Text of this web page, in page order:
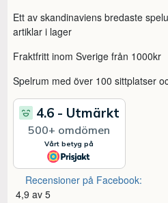
Ett av skandinaviens bredaste
artiklar i lager
Fraktfritt inom Sverige från 1000kr
Spelrum med över 100 sittplatser
Recensioner på Facebook:
4,9 av 5